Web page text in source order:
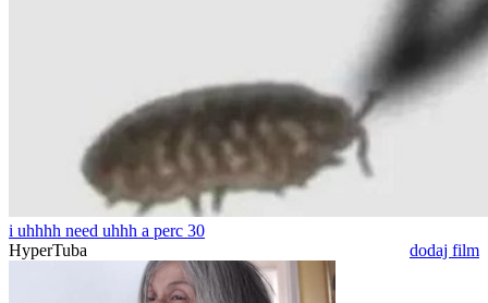
i uhhhh need uhhh a perc 30
HyperTuba
dodaj film